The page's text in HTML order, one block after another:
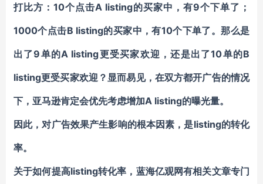
打比方：10个点击A listing的买家中，有9个下单了；
1000个点击B listing的买家中，有10个下单了。那么是
出了9单的A listing更受买家欢迎，还是出了10单的B
listing更受买家欢迎？显而易见，在双方都开广告的情况
下，亚马逊肯定会优先考虑增加A listing的曝光量。
因此，对广告效果产生影响的根本因素，是listing的转化
率。
关于如何提高listing转化率，蓝海亿观网有相关文章专门